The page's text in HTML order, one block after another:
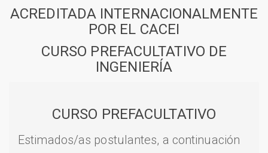
ACREDITADA INTERNACIONALMENTE
POR EL CACEI
CURSO PREFACULTATIVO DE
INGENIERÍA
CURSO PREFACULTATIVO
Estimados/as postulantes, a continuación